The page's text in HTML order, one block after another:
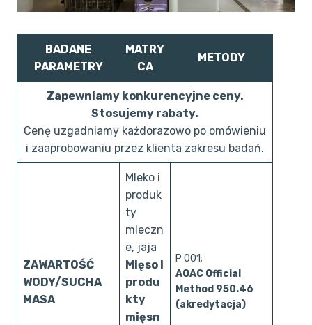
BADANE
PARAMETRY
MATRY
CA
METODY
Zapewniamy konkurencyjne ceny.
Stosujemy rabaty.
Cenę uzgadniamy każdorazowo po omówieniu
i zaaprobowaniu przez klienta zakresu badań.
ZAWARTOŚĆ
WODY/SUCHA
MASA
Mleko i
produk
ty
mleczn
e, jaja
Mięso i
produ
kty
mięsn
P 001;
AOAC Official
Method 950.46
(akredytacja)